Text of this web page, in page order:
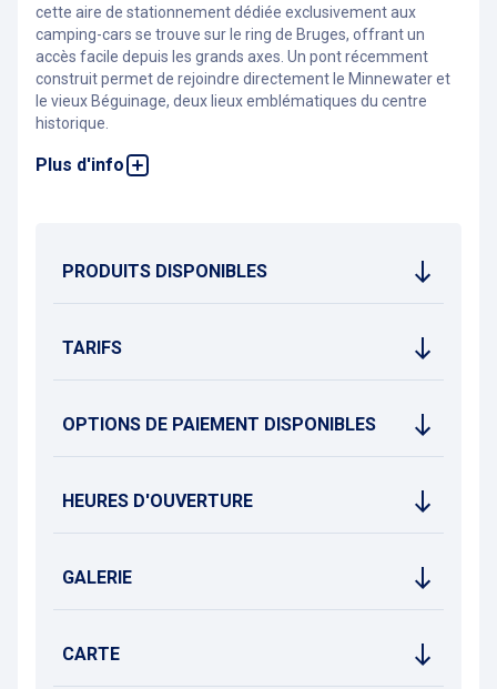
cette aire de stationnement dédiée exclusivement aux
camping-cars se trouve sur le ring de Bruges, offrant un
accès facile depuis les grands axes. Un pont récemment
construit permet de rejoindre directement le Minnewater et
le vieux Béguinage, deux lieux emblématiques du centre
historique.
Plus d'info
Pensée pour les voyageurs en camping-car, cette aire
PRODUITS DISPONIBLES
TARIFS
OPTIONS DE PAIEMENT DISPONIBLES
HEURES D'OUVERTURE
GALERIE
CARTE